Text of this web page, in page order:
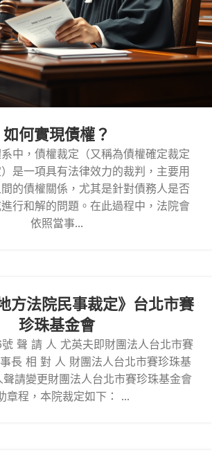
如何實現債權？
中，債權裁定（又稱為債權確定裁定
是一項具有法律效力的裁判，主要用
的債權關係，尤其是針對債務人是否
行和解的問題。在此過程中，法院會
依照當事...
方法院民事裁定》台北市賽
珍珠基金會
聲 請 人 尤英夫即財團法人台北市賽
長 相 對 人 財團法人台北市賽珍珠基
請變更財團法人台北市賽珍珠基金會
章程，本院裁定如下： ...